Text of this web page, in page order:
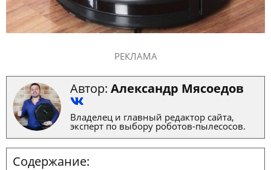
РЕКЛАМА
Автор: Александр Мясоедов
Владелец и главный редактор сайта,
эксперт по выбору роботов-пылесосов.
Содержание: